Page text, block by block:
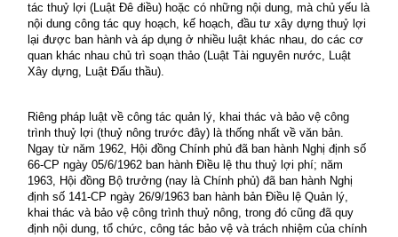
tác thuỷ lợi (Luật Đê điều) hoặc có những nội dung, mà chủ yếu là
nội dung công tác quy hoạch, kế hoạch, đầu tư xây dựng thuỷ lợi
lại được ban hành và áp dụng ở nhiều luật khác nhau, do các cơ
quan khác nhau chủ trì soạn thảo (Luật Tài nguyên nước, Luật
Xây dựng, Luật Đấu thầu).
Riêng pháp luật về công tác quản lý, khai thác và bảo vệ công
trình thuỷ lợi (thuỷ nông trước đây) là thống nhất về văn bản.
Ngay từ năm 1962, Hội đồng Chính phủ đã ban hành Nghị định số
66-CP ngày 05/6/1962 ban hành Điều lệ thu thuỷ lợi phí; năm
1963, Hội đồng Bộ trưởng (nay là Chính phủ) đã ban hành Nghị
định số 141-CP ngày 26/9/1963 ban hành bản Điều lệ Quản lý,
khai thác và bảo vệ công trình thuỷ nông, trong đó cũng đã quy
định nội dung, tổ chức, công tác bảo vệ và trách nhiệm của chính